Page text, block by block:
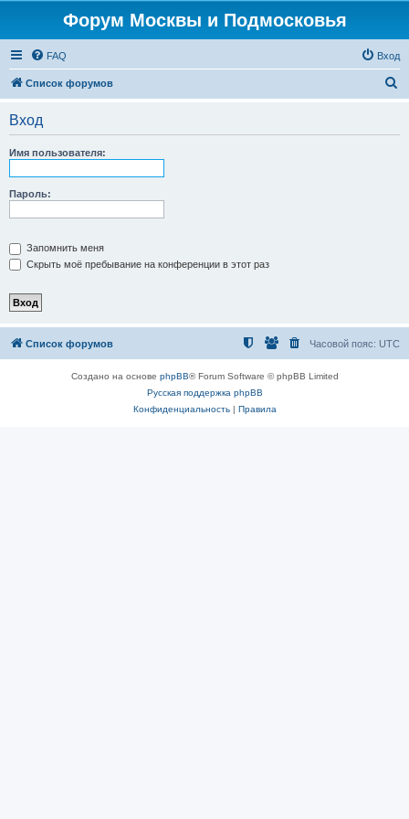
Форум Москвы и Подмосковья
FAQ Вход
Список форумов
Вход
Имя пользователя:
Пароль:
Запомнить меня
Скрыть моё пребывание на конференции в этот раз
Список форумов Часовой пояс: UTC
Создано на основе phpBB® Forum Software © phpBB Limited
Русская поддержка phpBB
Конфиденциальность| Правила